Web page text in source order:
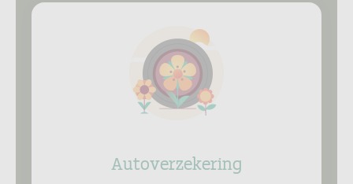
Autoverzekering